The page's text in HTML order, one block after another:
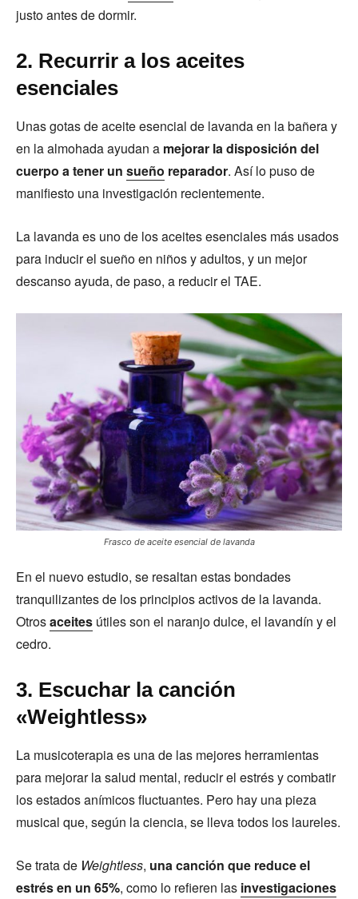
justo antes de dormir.
2. Recurrir a los aceites
esenciales
Unas gotas de aceite esencial de lavanda en la bañera y
en la almohada ayudan a mejorar la disposición del
cuerpo a tener un sueño reparador. Así lo puso de
manifiesto una investigación recientemente.
La lavanda es uno de los aceites esenciales más usados
para inducir el sueño en niños y adultos, y un mejor
descanso ayuda, de paso, a reducir el TAE.
Frasco de aceite esencial de lavanda
En el nuevo estudio, se resaltan estas bondades
tranquilizantes de los principios activos de la lavanda.
Otrosaceites útiles son el naranjo dulce, el lavandín y el
cedro.
3. Escuchar la canción
«Weightless»
La musicoterapia es una de las mejores herramientas
para mejorar la salud mental, reducir el estrés y combatir
los estados anímicos fluctuantes. Pero hay una pieza
musical que, según la ciencia, se lleva todos los laureles.
Se trata de Weightless, una canción que reduce el
estrés en un 65%, como lo refieren las investigaciones